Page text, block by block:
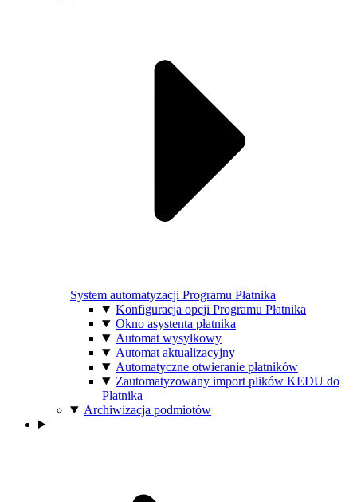
System automatyzacji Programu Płatnika
Konfiguracja opcji Programu Płatnika
Okno asystenta płatnika
Automat wysyłkowy
Automat aktualizacyjny
Automatyczne otwieranie płatników
Zautomatyzowany import plików KEDU do
Płatnika
Archiwizacja podmiotów